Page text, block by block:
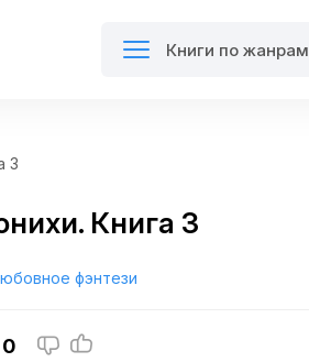
Книги по жанрам
3
Книга 3
фэнтези
0